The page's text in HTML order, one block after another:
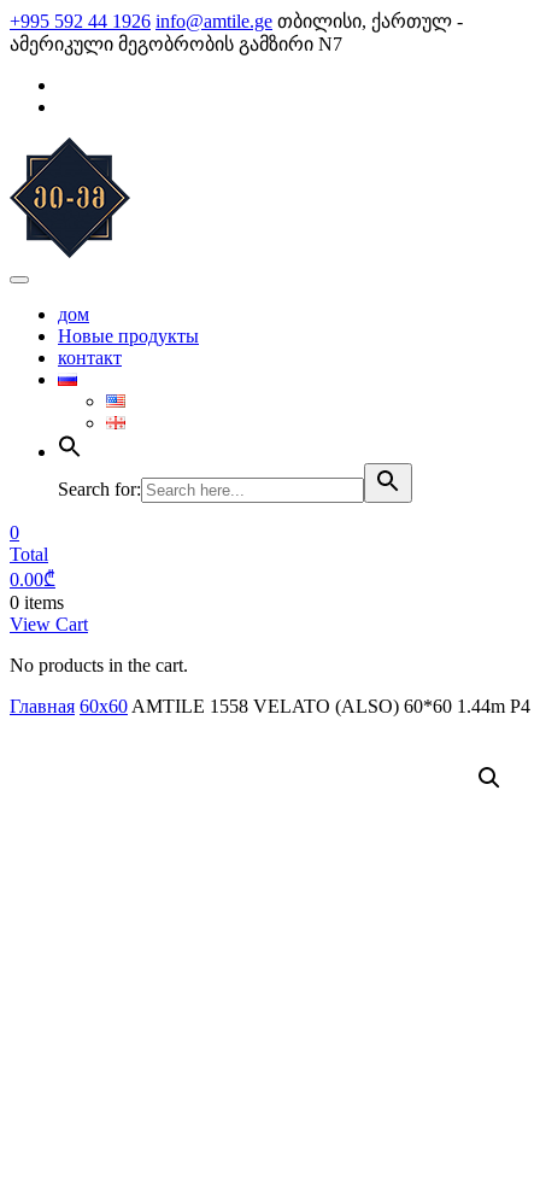
Skip
to
content
+995 592 44 1926 info@amtile.ge თბილისი, ქართულ -
ამერიკული მეგობრობის გამზირი N7
дом
Новые продукты
контакт
Search for:
0
Total
0.00₾
0 items
View Cart
No products in the cart.
Главная 60x60 AMTILE 1558 VELATO (ALSO) 60*60 1.44m P4